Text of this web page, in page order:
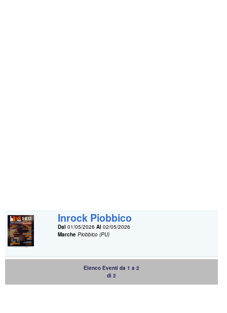
Inrock Piobbico
Dal 01/05/2026Al 02/05/2026
Marche Piobbico (PU)
Elenco Eventi da 1 a 2
di 2